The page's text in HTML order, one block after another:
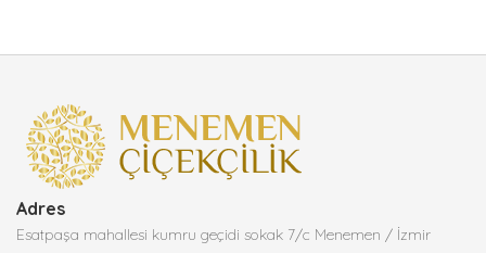
Adres
Esatpaşa mahallesi kumru geçidi sokak 7/c Menemen / İzmir